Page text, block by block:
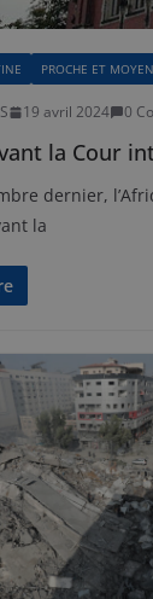
PROCHE ET
19 avril 2024 0
la Cour
dernier,
la